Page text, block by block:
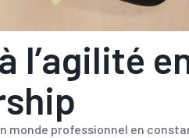
l’agilité
monde professionnel en